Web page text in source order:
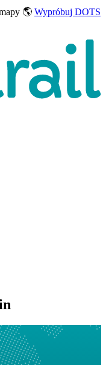
🌎 Wypróbuj DOTS